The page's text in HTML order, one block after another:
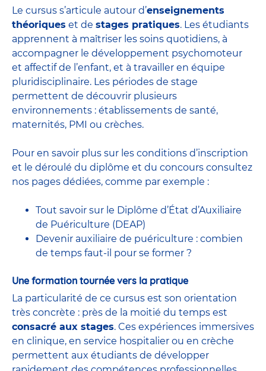
Le cursus s’articule autour d’enseignements
théoriques et de stages pratiques. Les étudiants
apprennent à maîtriser les soins quotidiens, à
accompagner le développement psychomoteur
et affectif de l’enfant, et à travailler en équipe
pluridisciplinaire. Les périodes de stage
permettent de découvrir plusieurs
environnements : établissements de santé,
maternités, PMI ou crèches.
Pour en savoir plus sur les conditions d’inscription
et le déroulé du diplôme et du concours consultez
nos pages dédiées, comme par exemple :
Tout savoir sur le Diplôme d’État d’Auxiliaire
de Puériculture (DEAP)
Devenir auxiliaire de puériculture : combien
de temps faut-il pour se former ?
Une formation tournée vers la pratique
La particularité de ce cursus est son orientation
très concrète : près de la moitié du temps est
consacré aux stages. Ces expériences immersives
en clinique, en service hospitalier ou en crèche
permettent aux étudiants de développer